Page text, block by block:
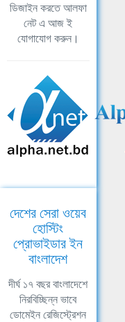
ডিজাইন করতে আলফা
নেট এ আজ ই
যোগাযোগ করুন।
দেশের সেরা ওয়েব
হোস্টিং
প্রোভাইডার ইন
বাংলাদেশ
দীর্ঘ ১৭ বছর বাংলাদেশে
নিরবিচ্ছিন্ন ভাবে
ডোমেইন রেজিস্ট্রেশন